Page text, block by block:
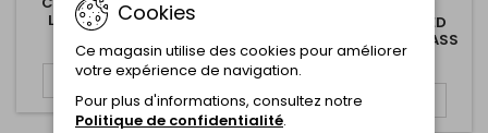
LIBELLULE 20MM AVEC
STRASS
3,75 €
Ajouter au panier
CHARMS GOLD PLATED
FLEUR 18MM AVEC STRASS
 Ajouter au panier
Cookies
Ce magasin utilise des cookies pour améliorer
votre expérience de navigation.
Pour plus d'informations, consultez notre
Politique de confidentialité.